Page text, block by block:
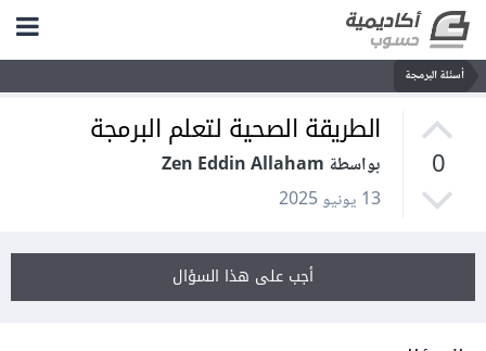
أسئلة البرمجة
0
الطريقة الصحية لتعلم البرمجة
بواسطة Zen Eddin Allaham
13 يونيو 2025
أجب على هذا السؤال